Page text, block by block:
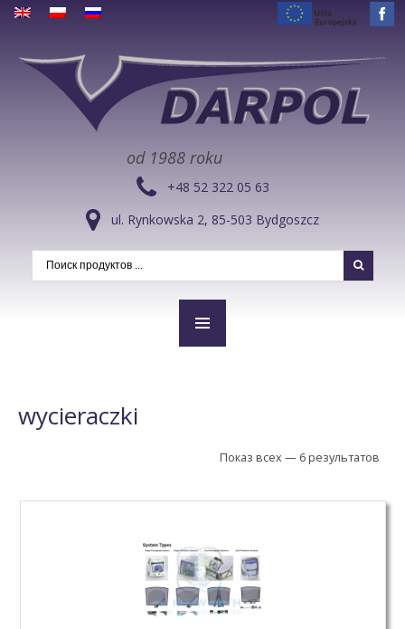
od 1988 roku
+48 52 322 05 63
ul. Rynkowska 2, 85-503 Bydgoszcz
wycieraczki
Показ всех — 6 результатов